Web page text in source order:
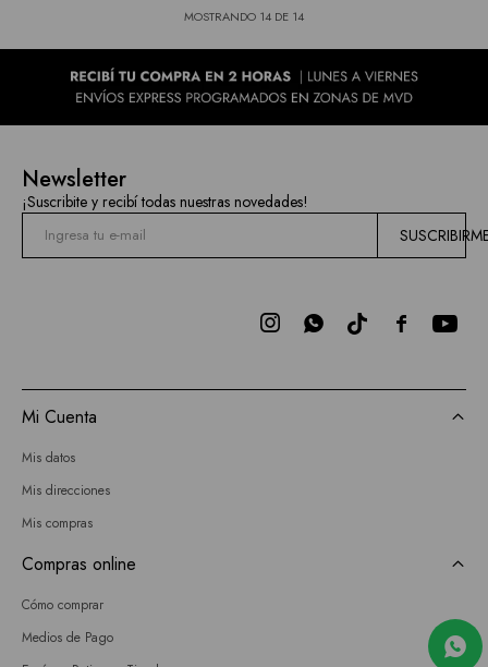
MOSTRANDO 14 DE 14
Newsletter
¡Suscribite y recibí todas nuestras novedades!

 
Mi Cuenta
Mis datos
Mis direcciones
Mis compras
Compras online
Cómo comprar
Medios de Pago